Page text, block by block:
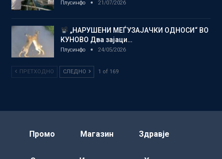
Плусинфо 21/07/2026
„НАРУШЕНИ МЕЃУЗАЈАЧКИ ОДНОСИ“ ВО
КУНОВО Два зајаци…
Плусинфо 24/05/2026
ПРЕТХОДНО СЛЕДНО 1 of 169
Промо Магазин Здравје